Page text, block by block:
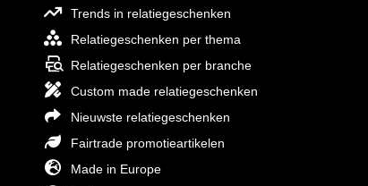
Trends in relatiegeschenken
Relatiegeschenken per thema
Relatiegeschenken per branche
Custom made relatiegeschenken
Nieuwste relatiegeschenken
Fairtrade promotieartikelen
Made in Europe